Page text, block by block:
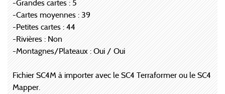
-Grandes cartes : 5
-Cartes moyennes : 39
-Petites cartes : 44
-Rivières : Non
-Montagnes/Plateaux : Oui / Oui
Fichier SC4M à importer avec le SC4 Terraformer ou le SC4
Mapper.